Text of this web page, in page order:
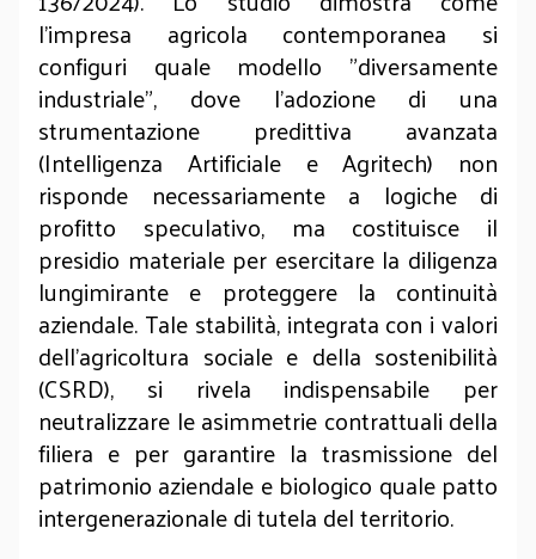
l'impresa agricola contemporanea si
configuri quale modello "diversamente
industriale", dove l'adozione di una
strumentazione predittiva avanzata
(Intelligenza Artificiale e Agritech) non
risponde necessariamente a logiche di
profitto speculativo, ma costituisce il
presidio materiale per esercitare la diligenza
lungimirante e proteggere la continuità
aziendale. Tale stabilità, integrata con i valori
dell'agricoltura sociale e della sostenibilità
(CSRD), si rivela indispensabile per
neutralizzare le asimmetrie contrattuali della
filiera e per garantire la trasmissione del
patrimonio aziendale e biologico quale patto
intergenerazionale di tutela del territorio.